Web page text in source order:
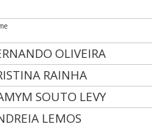
OLIVEIRA
RAINHA
SOUTO LEVY
LEMOS